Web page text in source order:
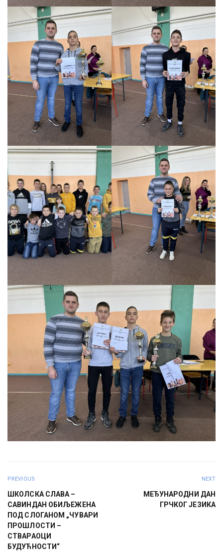
PREVIOUS
ШКОЛСКА СЛАВА –
САВИНДАН ОБИЉЕЖЕНА
ПОД СЛОГАНОМ „ЧУВАРИ
ПРОШЛОСТИ –
СТВАРАОЦИ
БУДУЋНОСТИ“
NEXT
МЕЂУНАРОДНИ ДАН
ГРЧКОГ ЈЕЗИКА